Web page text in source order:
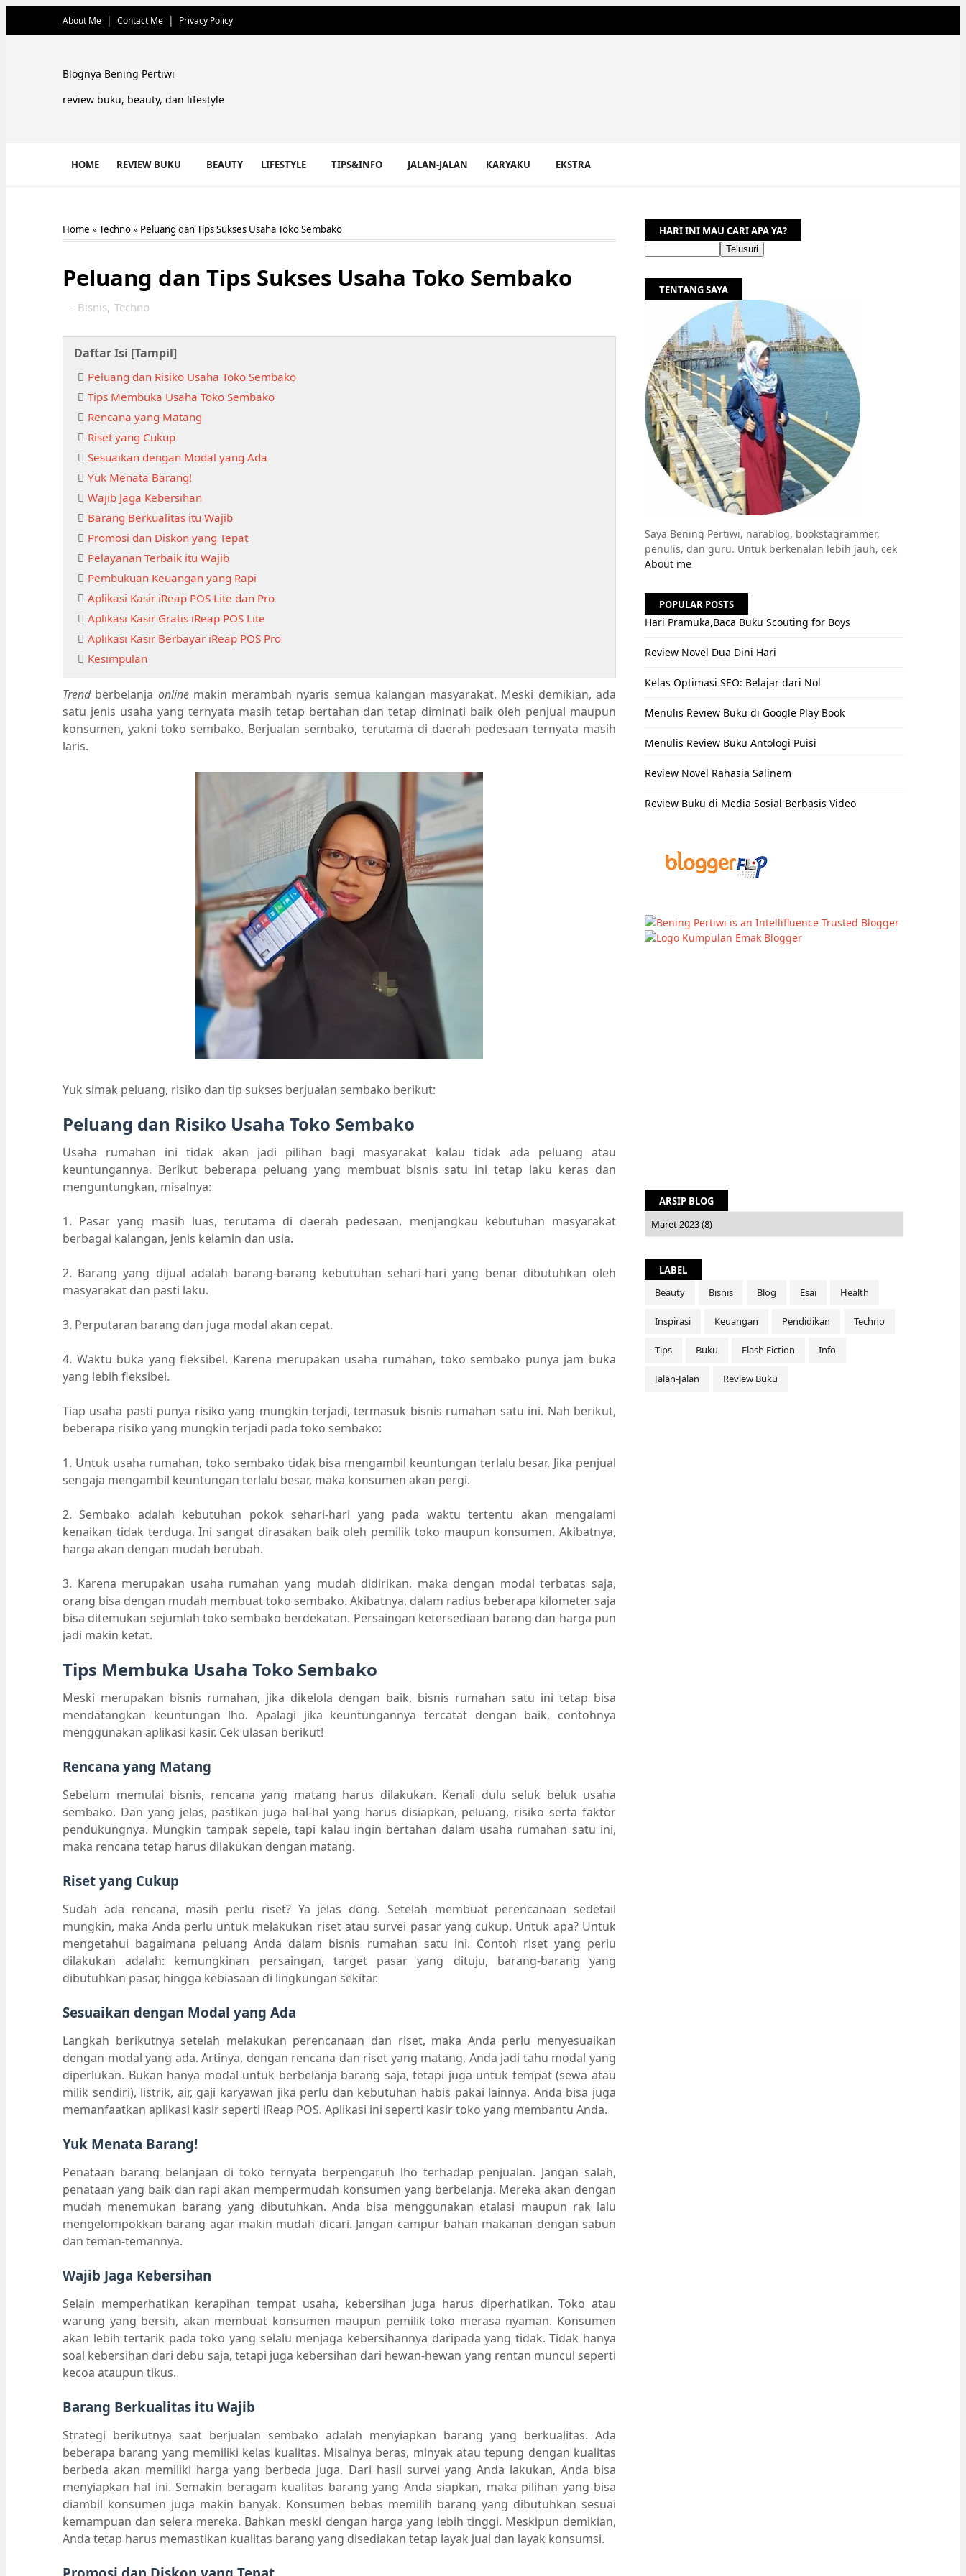
About Me Contact Me Privacy Policy
Blognya Bening Pertiwi
review buku, beauty, dan lifestyle
HOME REVIEW BUKU BEAUTY LIFESTYLE TIPS&INFO JALAN-JALAN KARYAKU EKSTRA
Home »Techno» Peluang dan Tips Sukses Usaha Toko Sembako
Peluang dan Tips Sukses Usaha Toko Sembako
- Bisnis, Techno
Daftar Isi [Tampil]
Peluang dan Risiko Usaha Toko Sembako
Tips Membuka Usaha Toko Sembako
Rencana yang Matang
Riset yang Cukup
Sesuaikan dengan Modal yang Ada
Yuk Menata Barang!
Wajib Jaga Kebersihan
Barang Berkualitas itu Wajib
Promosi dan Diskon yang Tepat
Pelayanan Terbaik itu Wajib
Pembukuan Keuangan yang Rapi
Aplikasi Kasir iReap POS Lite dan Pro
Aplikasi Kasir Gratis iReap POS Lite
Aplikasi Kasir Berbayar iReap POS Pro
Kesimpulan
Trend berbelanja online makin merambah nyaris semua kalangan masyarakat. Meski demikian, ada
satu jenis usaha yang ternyata masih tetap bertahan dan tetap diminati baik oleh penjual maupun
konsumen, yakni toko sembako. Berjualan sembako, terutama di daerah pedesaan ternyata masih
laris.
Yuk simak peluang, risiko dan tip sukses berjualan sembako berikut:
Peluang dan Risiko Usaha Toko Sembako
Usaha rumahan ini tidak akan jadi pilihan bagi masyarakat kalau tidak ada peluang atau
keuntungannya. Berikut beberapa peluang yang membuat bisnis satu ini tetap laku keras dan
menguntungkan, misalnya:
1. Pasar yang masih luas, terutama di daerah pedesaan, menjangkau kebutuhan masyarakat
berbagai kalangan, jenis kelamin dan usia.
2. Barang yang dijual adalah barang-barang kebutuhan sehari-hari yang benar dibutuhkan oleh
masyarakat dan pasti laku.
3. Perputaran barang dan juga modal akan cepat.
4. Waktu buka yang fleksibel. Karena merupakan usaha rumahan, toko sembako punya jam buka
yang lebih fleksibel.
Tiap usaha pasti punya risiko yang mungkin terjadi, termasuk bisnis rumahan satu ini. Nah berikut,
beberapa risiko yang mungkin terjadi pada toko sembako:
1. Untuk usaha rumahan, toko sembako tidak bisa mengambil keuntungan terlalu besar. Jika penjual
sengaja mengambil keuntungan terlalu besar, maka konsumen akan pergi.
2. Sembako adalah kebutuhan pokok sehari-hari yang pada waktu tertentu akan mengalami
kenaikan tidak terduga. Ini sangat dirasakan baik oleh pemilik toko maupun konsumen. Akibatnya,
harga akan dengan mudah berubah.
3. Karena merupakan usaha rumahan yang mudah didirikan, maka dengan modal terbatas saja,
orang bisa dengan mudah membuat toko sembako. Akibatnya, dalam radius beberapa kilometer saja
bisa ditemukan sejumlah toko sembako berdekatan. Persaingan ketersediaan barang dan harga pun
jadi makin ketat.
Tips Membuka Usaha Toko Sembako
Meski merupakan bisnis rumahan, jika dikelola dengan baik, bisnis rumahan satu ini tetap bisa
mendatangkan keuntungan lho. Apalagi jika keuntungannya tercatat dengan baik, contohnya
menggunakan aplikasi kasir. Cek ulasan berikut!
Rencana yang Matang
Sebelum memulai bisnis, rencana yang matang harus dilakukan. Kenali dulu seluk beluk usaha
sembako. Dan yang jelas, pastikan juga hal-hal yang harus disiapkan, peluang, risiko serta faktor
pendukungnya. Mungkin tampak sepele, tapi kalau ingin bertahan dalam usaha rumahan satu ini,
maka rencana tetap harus dilakukan dengan matang.
Riset yang Cukup
Sudah ada rencana, masih perlu riset? Ya jelas dong. Setelah membuat perencanaan sedetail
mungkin, maka Anda perlu untuk melakukan riset atau survei pasar yang cukup. Untuk apa? Untuk
mengetahui bagaimana peluang Anda dalam bisnis rumahan satu ini. Contoh riset yang perlu
dilakukan adalah: kemungkinan persaingan, target pasar yang dituju, barang-barang yang
dibutuhkan pasar, hingga kebiasaan di lingkungan sekitar.
Sesuaikan dengan Modal yang Ada
Langkah berikutnya setelah melakukan perencanaan dan riset, maka Anda perlu menyesuaikan
dengan modal yang ada. Artinya, dengan rencana dan riset yang matang, Anda jadi tahu modal yang
diperlukan. Bukan hanya modal untuk berbelanja barang saja, tetapi juga untuk tempat (sewa atau
milik sendiri), listrik, air, gaji karyawan jika perlu dan kebutuhan habis pakai lainnya. Anda bisa juga
memanfaatkan aplikasi kasir seperti iReap POS. Aplikasi ini seperti kasir toko yang membantu Anda.
Yuk Menata Barang!
Penataan barang belanjaan di toko ternyata berpengaruh lho terhadap penjualan. Jangan salah,
penataan yang baik dan rapi akan mempermudah konsumen yang berbelanja. Mereka akan dengan
mudah menemukan barang yang dibutuhkan. Anda bisa menggunakan etalasi maupun rak lalu
mengelompokkan barang agar makin mudah dicari. Jangan campur bahan makanan dengan sabun
dan teman-temannya.
Wajib Jaga Kebersihan
Selain memperhatikan kerapihan tempat usaha, kebersihan juga harus diperhatikan. Toko atau
warung yang bersih, akan membuat konsumen maupun pemilik toko merasa nyaman. Konsumen
akan lebih tertarik pada toko yang selalu menjaga kebersihannya daripada yang tidak. Tidak hanya
soal kebersihan dari debu saja, tetapi juga kebersihan dari hewan-hewan yang rentan muncul seperti
kecoa ataupun tikus.
Barang Berkualitas itu Wajib
Strategi berikutnya saat berjualan sembako adalah menyiapkan barang yang berkualitas. Ada
beberapa barang yang memiliki kelas kualitas. Misalnya beras, minyak atau tepung dengan kualitas
berbeda akan memiliki harga yang berbeda juga. Dari hasil survei yang Anda lakukan, Anda bisa
menyiapkan hal ini. Semakin beragam kualitas barang yang Anda siapkan, maka pilihan yang bisa
diambil konsumen juga makin banyak. Konsumen bebas memilih barang yang dibutuhkan sesuai
kemampuan dan selera mereka. Bahkan meski dengan harga yang lebih tinggi. Meskipun demikian,
Anda tetap harus memastikan kualitas barang yang disediakan tetap layak jual dan layak konsumsi.
HARI INI MAU CARI APA YA?
TENTANG SAYA
Saya Bening Pertiwi, narablog, bookstagrammer,
penulis, dan guru. Untuk berkenalan lebih jauh, cek
About me
POPULAR POSTS
Hari Pramuka,Baca Buku Scouting for Boys
Review Novel Dua Dini Hari
Kelas Optimasi SEO: Belajar dari Nol
Menulis Review Buku di Google Play Book
Menulis Review Buku Antologi Puisi
Review Novel Rahasia Salinem
Review Buku di Media Sosial Berbasis Video
ARSIP BLOG
LABEL
Beauty
Bisnis Blog Esai Health
Inspirasi Keuangan Pendidikan Techno
Tips Buku Flash Fiction Info
Jalan-Jalan Review Buku